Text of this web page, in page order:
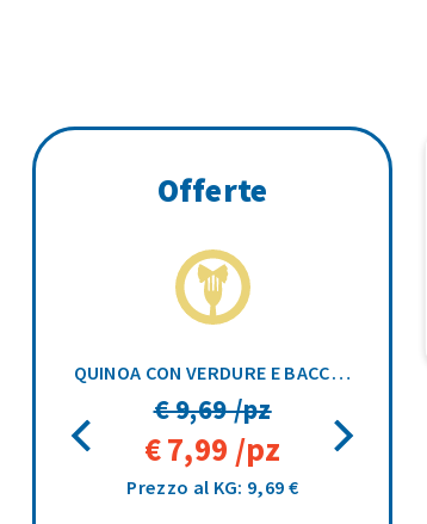
Offerte
QUINOA CON VERDURE E BACCHE GOJI OROGEL 1KG
€ 9,69 /pz
€ 7,99 /pz
Prezzo al KG: 9,69 €